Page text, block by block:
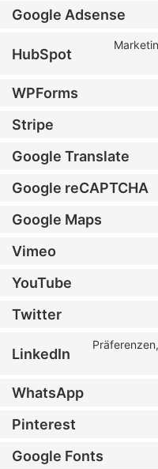
Google Adsense
HubSpot
WPForms
Stripe
Google Translate
Google reCAPTCHA
Google Maps
Vimeo
YouTube
Twitter
LinkedIn
WhatsApp
Pinterest
Google Fonts